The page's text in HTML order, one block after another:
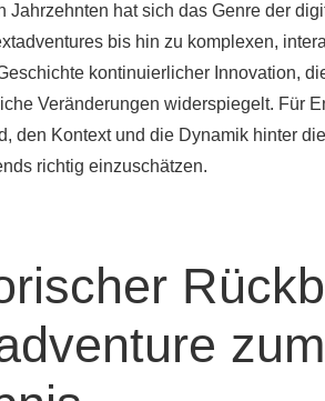
Jahrzehnten hat sich das Genre der
bis hin zu komplexen,
kontinuierlicher Innovation,
Veränderungen widerspiegelt. Für
den Kontext und die Dynamik hinter
richtig einzuschätzen.